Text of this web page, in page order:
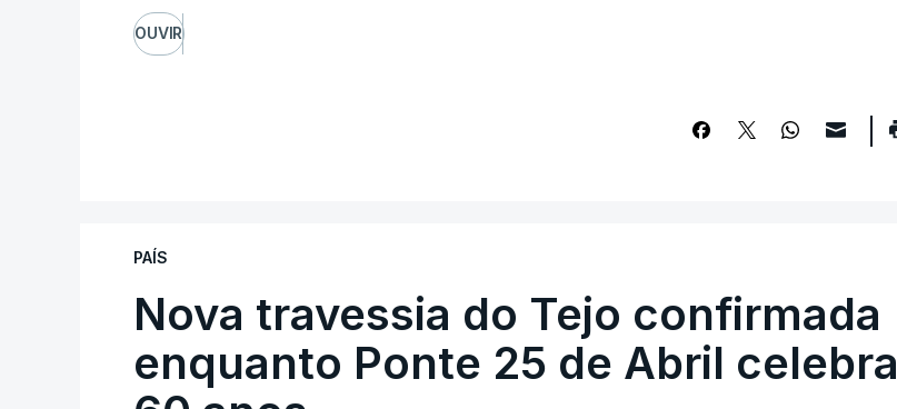
OUVIR
PAÍS
Nova travessia do Tejo confirmada
enquanto Ponte 25 de Abril celebra